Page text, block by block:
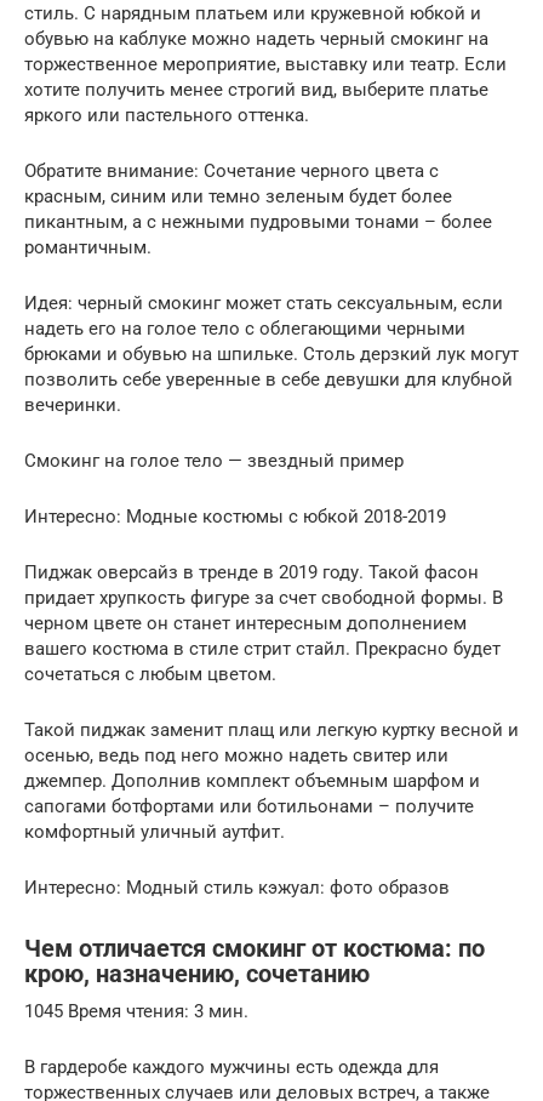
стиль. С нарядным платьем или кружевной юбкой и
обувью на каблуке можно надеть черный смокинг на
торжественное мероприятие, выставку или театр. Если
хотите получить менее строгий вид, выберите платье
яркого или пастельного оттенка.
Обратите внимание: Сочетание черного цвета с
красным, синим или темно зеленым будет более
пикантным, а с нежными пудровыми тонами – более
романтичным.
Идея: черный смокинг может стать сексуальным, если
надеть его на голое тело с облегающими черными
брюками и обувью на шпильке. Столь дерзкий лук могут
позволить себе уверенные в себе девушки для клубной
вечеринки.
Смокинг на голое тело — звездный пример
Интересно: Модные костюмы с юбкой 2018-2019
Пиджак оверсайз в тренде в 2019 году. Такой фасон
придает хрупкость фигуре за счет свободной формы. В
черном цвете он станет интересным дополнением
вашего костюма в стиле стрит стайл. Прекрасно будет
сочетаться с любым цветом.
Такой пиджак заменит плащ или легкую куртку весной и
осенью, ведь под него можно надеть свитер или
джемпер. Дополнив комплект объемным шарфом и
сапогами ботфортами или ботильонами – получите
комфортный уличный аутфит.
Интересно: Модный стиль кэжуал: фото образов
Чем отличается смокинг от костюма: по
крою, назначению, сочетанию
1045 Время чтения: 3 мин.
В гардеробе каждого мужчины есть одежда для
торжественных случаев или деловых встреч, а также